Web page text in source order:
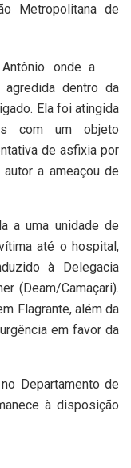
Metropolitana de
onde a
dentro da
Ela foi atingida
com um objeto
de asfixia por
a ameaçou de
a uma unidade de
até o hospital,
à Delegacia
(Deam/Camaçari).
Flagrante, além da
em favor da
Departamento de
à disposição